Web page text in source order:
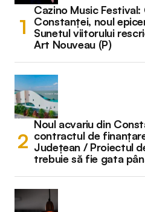
Cazino Music
Constanței, noul
Sunetul viitorului
Art Nouveau (P)
Noul acvariu din
contractul de
Județean / Proiectul
trebuie să fie gata